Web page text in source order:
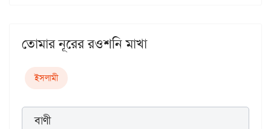
তোমার নূরের রওশনি মাখা
ইসলামী
বাণী